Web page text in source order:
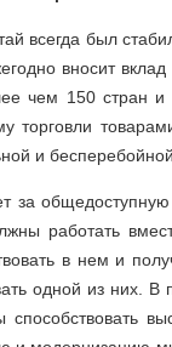
всегда был
вносит
чем 150 стран и
торговли
и
за
работать
в нем и
одной из них. В
способствовать